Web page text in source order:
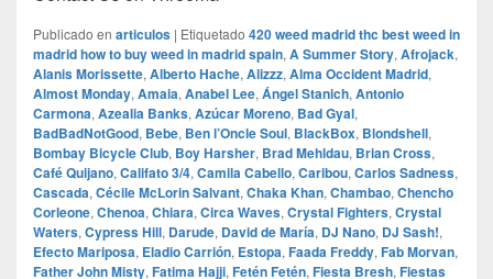
Publicado en articulos | Etiquetado 420 weed madrid thc best weed in
madrid how to buy weed in madrid spain, A Summer Story, Afrojack,
Alanis Morissette, Alberto Hache, Alizzz, Alma Occident Madrid,
Almost Monday, Amaia, Anabel Lee, Ángel Stanich, Antonio
Carmona, Azealia Banks, Azúcar Moreno, Bad Gyal,
BadBadNotGood, Bebe, Ben l’Oncle Soul, BlackBox, Blondshell,
Bombay Bicycle Club, Boy Harsher, Brad Mehldau, Brian Cross,
Café Quijano, Califato 3/4, Camila Cabello, Caribou, Carlos Sadness,
Cascada, Cécile McLorin Salvant, Chaka Khan, Chambao, Chencho
Corleone, Chenoa, Chiara, Circa Waves, Crystal Fighters, Crystal
Waters, Cypress Hill, Darude, David de María, DJ Nano, DJ Sash!,
Efecto Mariposa, Eladio Carrión, Estopa, Faada Freddy, Fab Morvan,
Father John Misty, Fatima Hajji, Fetén Fetén, Fiesta Bresh, Fiestas